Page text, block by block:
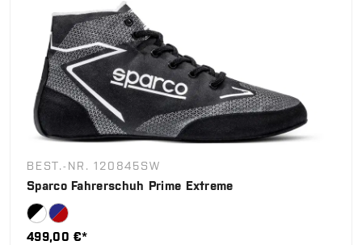
BEST.-NR. 120845SW
Sparco Fahrerschuh Prime Extreme
499,00 €*